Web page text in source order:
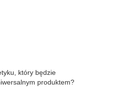
który będzie
produktem?